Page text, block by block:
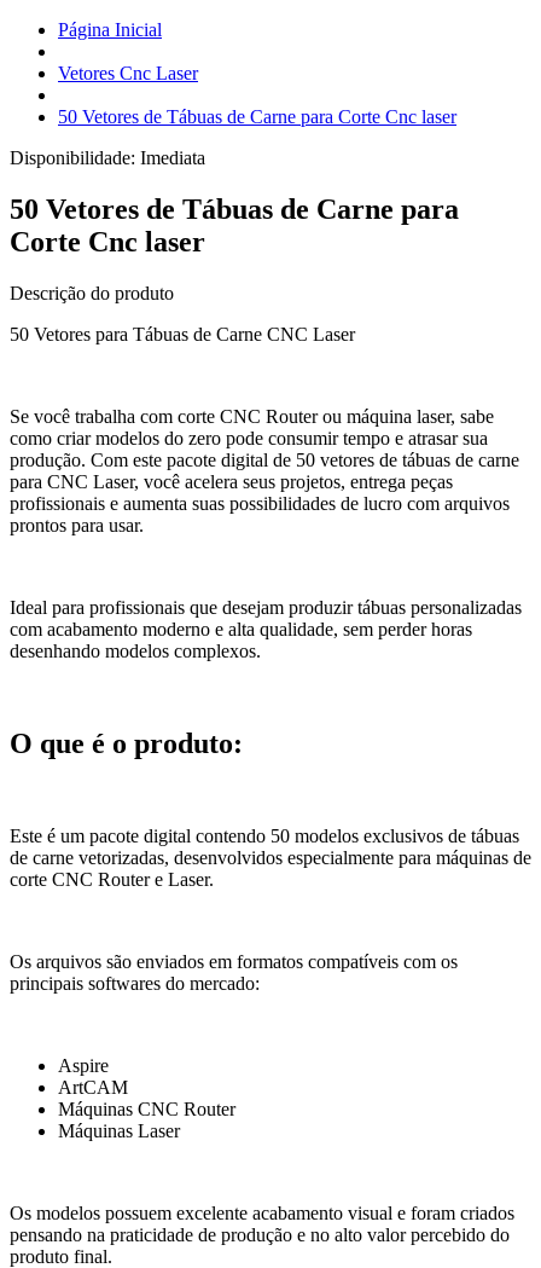
Página Inicial
Vetores Cnc Laser
50 Vetores de Tábuas de Carne para Corte Cnc laser
Disponibilidade: Imediata
50 Vetores de Tábuas de Carne para
Corte Cnc laser
Descrição do produto
50 Vetores para Tábuas de Carne CNC Laser
Se você trabalha com corte CNC Router ou máquina laser, sabe
como criar modelos do zero pode consumir tempo e atrasar sua
produção. Com este pacote digital de 50 vetores de tábuas de carne
para CNC Laser, você acelera seus projetos, entrega peças
profissionais e aumenta suas possibilidades de lucro com arquivos
prontos para usar.
Ideal para profissionais que desejam produzir tábuas personalizadas
com acabamento moderno e alta qualidade, sem perder horas
desenhando modelos complexos.
O que é o produto:
Este é um pacote digital contendo 50 modelos exclusivos de tábuas
de carne vetorizadas, desenvolvidos especialmente para máquinas de
corte CNC Router e Laser.
Os arquivos são enviados em formatos compatíveis com os
principais softwares do mercado:
Aspire
ArtCAM
Máquinas CNC Router
Máquinas Laser
Os modelos possuem excelente acabamento visual e foram criados
pensando na praticidade de produção e no alto valor percebido do
produto final.